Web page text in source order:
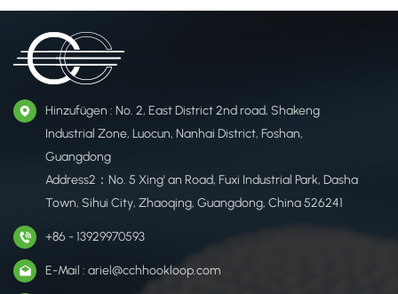
Hinzufügen : No. 2, East District 2nd road, Shakeng
Industrial Zone, Luocun, Nanhai District, Foshan,
Guangdong
Address2：No. 5 Xing' an Road, Fuxi Industrial Park, Dasha
Town, Sihui City, Zhaoqing, Guangdong, China 526241
+86 - 13929970593
E-Mail : ariel@cchhookloop.com